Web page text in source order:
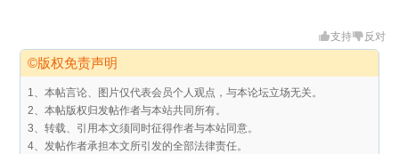
支持 反对
©版权免责声明
1、本帖言论、图片仅代表会员个人观点，与本论坛立场无关。
2、本帖版权归发帖作者与本站共同所有。
3、转载、引用本文须同时征得作者与本站同意。
4、发帖作者承担本文所引发的全部法律责任。